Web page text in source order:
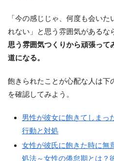
「今の感じじゃ、何度も会い
れない」と思う雰囲気があるな
思う雰囲気つくりから頑張って
道になる。
飽きられたことが心配な人は下
を確認してみよう。
男性が彼女に飽きてしまっ
行動と対処
女性が彼氏に飽きた時に無
処法～女性の倦怠期とは？